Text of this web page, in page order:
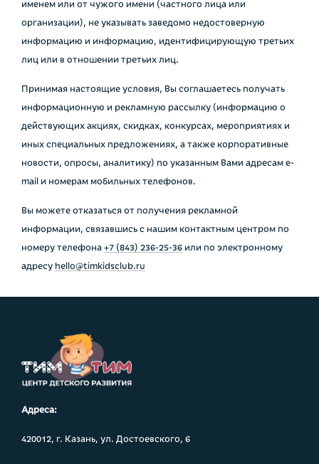
именем или от чужого имени (частного лица или
организации), не указывать заведомо недостоверную
информацию и информацию, идентифицирующую третьих
лиц или в отношении третьих лиц.
Принимая настоящие условия, Вы соглашаетесь получать
информационную и рекламную рассылку (информацию о
действующих акциях, скидках, конкурсах, мероприятиях и
иных специальных предложениях, а также корпоративные
новости, опросы, аналитику) по указанным Вами адресам e-
mail и номерам мобильных телефонов.
Вы можете отказаться от получения рекламной
информации, связавшись с нашим контактным центром по
номеру телефона +7 (843) 236-25-36 или по электронному
адресу hello@timkidsclub.ru
Адреса:
420012, г. Казань, ул. Достоевского, 6